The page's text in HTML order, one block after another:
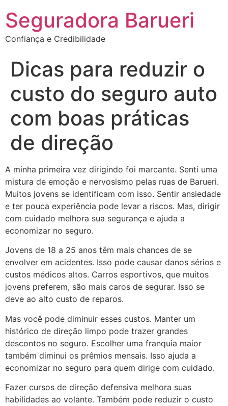
Seguradora Barueri
Confiança e Credibilidade
Dicas para reduzir o
custo do seguro auto
com boas práticas
de direção
A minha primeira vez dirigindo foi marcante. Senti uma
mistura de emoção e nervosismo pelas ruas de Barueri.
Muitos jovens se identificam com isso. Sentir ansiedade
e ter pouca experiência pode levar a riscos. Mas, dirigir
com cuidado melhora sua segurança e ajuda a
economizar no seguro.
Jovens de 18 a 25 anos têm mais chances de se
envolver em acidentes. Isso pode causar danos sérios e
custos médicos altos. Carros esportivos, que muitos
jovens preferem, são mais caros de segurar. Isso se
deve ao alto custo de reparos.
Mas você pode diminuir esses custos. Manter um
histórico de direção limpo pode trazer grandes
descontos no seguro. Escolher uma franquia maior
também diminui os prêmios mensais. Isso ajuda a
economizar no seguro para quem dirige com cuidado.
Fazer cursos de direção defensiva melhora suas
habilidades ao volante. Também pode reduzir o custo